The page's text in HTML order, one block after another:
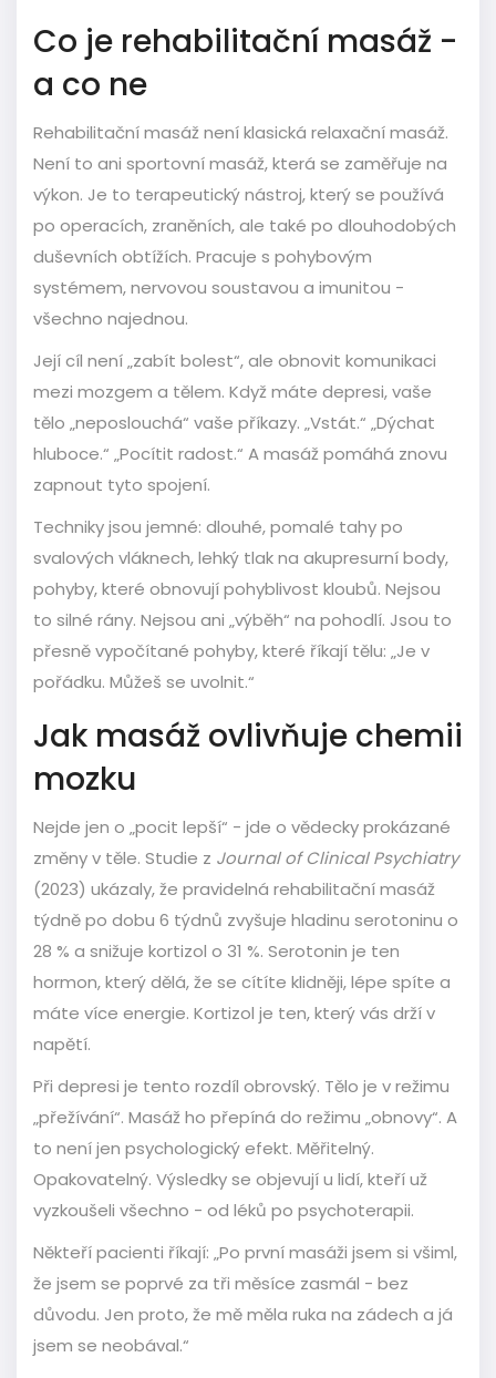
Co je rehabilitační masáž -
a co ne
Rehabilitační masáž není klasická relaxační masáž.
Není to ani sportovní masáž, která se zaměřuje na
výkon. Je to terapeutický nástroj, který se používá
po operacích, zraněních, ale také po dlouhodobých
duševních obtížích. Pracuje s pohybovým
systémem, nervovou soustavou a imunitou -
všechno najednou.
Její cíl není „zabít bolest“, ale obnovit komunikaci
mezi mozgem a tělem. Když máte depresi, vaše
tělo „neposlouchá“ vaše příkazy. „Vstát.“ „Dýchat
hluboce.“ „Pocítit radost.“ A masáž pomáhá znovu
zapnout tyto spojení.
Techniky jsou jemné: dlouhé, pomalé tahy po
svalových vláknech, lehký tlak na akupresurní body,
pohyby, které obnovují pohyblivost kloubů. Nejsou
to silné rány. Nejsou ani „výběh“ na pohodlí. Jsou to
přesně vypočítané pohyby, které říkají tělu: „Je v
pořádku. Můžeš se uvolnit.“
Jak masáž ovlivňuje chemii
mozku
Nejde jen o „pocit lepší“ - jde o vědecky prokázané
změny v těle. Studie z Journal of Clinical Psychiatry
(2023) ukázaly, že pravidelná rehabilitační masáž
týdně po dobu 6 týdnů zvyšuje hladinu serotoninu o
28 % a snižuje kortizol o 31 %. Serotonin je ten
hormon, který dělá, že se cítíte klidněji, lépe spíte a
máte více energie. Kortizol je ten, který vás drží v
napětí.
Při depresi je tento rozdíl obrovský. Tělo je v režimu
„přežívání“. Masáž ho přepíná do režimu „obnovy“. A
to není jen psychologický efekt. Měřitelný.
Opakovatelný. Výsledky se objevují u lidí, kteří už
vyzkoušeli všechno - od léků po psychoterapii.
Někteří pacienti říkají: „Po první masáži jsem si všiml,
že jsem se poprvé za tři měsíce zasmál - bez
důvodu. Jen proto, že mě měla ruka na zádech a já
jsem se neobával.“